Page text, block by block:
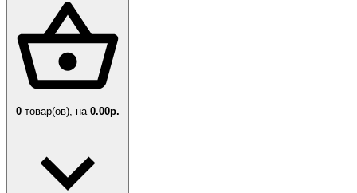
0 товар(ов), на 0.00р.